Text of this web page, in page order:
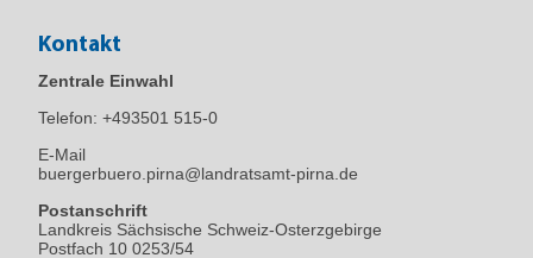
Kontakt
Zentrale Einwahl
Telefon: +493501 515-0
E-Mail
buergerbuero.pirna@landratsamt-pirna.de
Postanschrift
Landkreis Sächsische Schweiz-Osterzgebirge
Postfach 10 0253/54